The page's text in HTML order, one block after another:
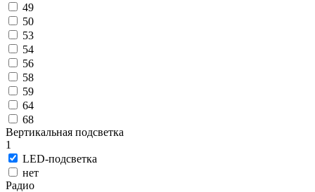
49
50
53
54
56
58
59
64
68
Вертикальная подсветка
1
LED-подсветка
нет
Радио